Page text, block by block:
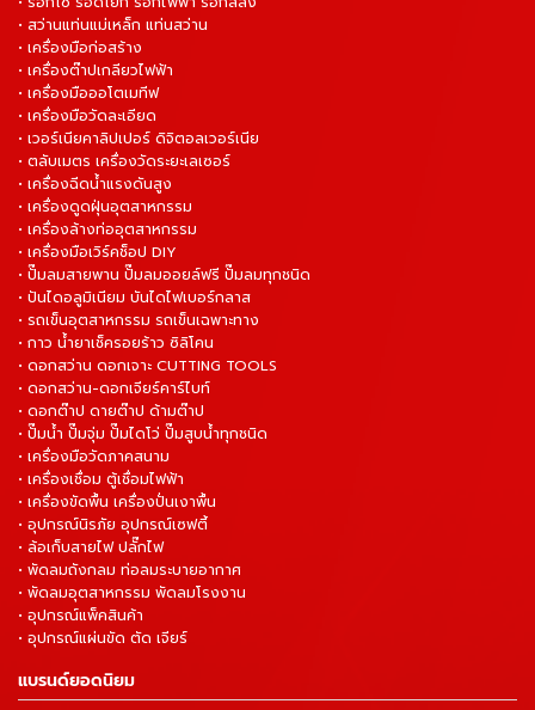
• สว่านแท่นแม่เหล็ก แท่นสว่าน
• เครื่องมือก่อสร้าง
• เครื่องต๊าปเกลียวไฟฟ้า
• เครื่องมือออโตเมทีฟ
• เครื่องมือวัดละเอียด
• เวอร์เนียคาลิปเปอร์ ดิจิตอลเวอร์เนีย
• ตลับเมตร เครื่องวัดระยะเลเซอร์
• เครื่องฉีดน้ำแรงดันสูง
• เครื่องดูดฝุ่นอุตสาหกรรม
• เครื่องล้างท่ออุตสาหกรรม
• เครื่องมือเวิร์คช็อป DIY
• ปั๊มลมสายพาน ปั๊มลมออยล์ฟรี ปั๊มลมทุกชนิด
• ปันไดอลูมิเนียม บันไดไฟเบอร์กลาส
• รถเข็นอุตสาหกรรม รถเข็นเฉพาะทาง
• กาว น้ำยาเช็ครอยร้าว ซิลิโคน
• ดอกสว่าน ดอกเจาะ CUTTING TOOLS
• ดอกสว่าน-ดอกเจียร์คาร์ไบท์
• ดอกต๊าป ดายต๊าป ด้ามต๊าป
• ปั๊มน้ำ ปั๊มจุ่ม ปั๊มไดโว่ ปั๊มสูบน้ำทุกชนิด
• เครื่องมือวัดภาคสนาม
• เครื่องเชื่อม ตู้เชื่อมไฟฟ้า
• เครื่องขัดพื้น เครื่องปั่นเงาพื้น
• อุปกรณ์นิรภัย อุปกรณ์เซฟตี้
• ล้อเก็บสายไฟ ปลั๊กไฟ
• พัดลมถังกลม ท่อลมระบายอากาศ
• พัดลมอุตสาหกรรม พัดลมโรงงาน
• อุปกรณ์แพ็คสินค้า
• อุปกรณ์แผ่นขัด ตัด เจียร์
แบรนด์ยอดนิยม